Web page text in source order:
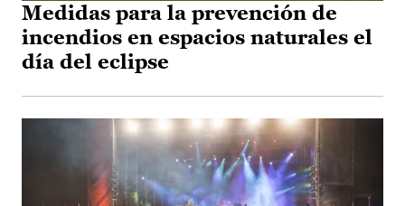
Medidas para la prevención de
incendios en espacios naturales el
día del eclipse